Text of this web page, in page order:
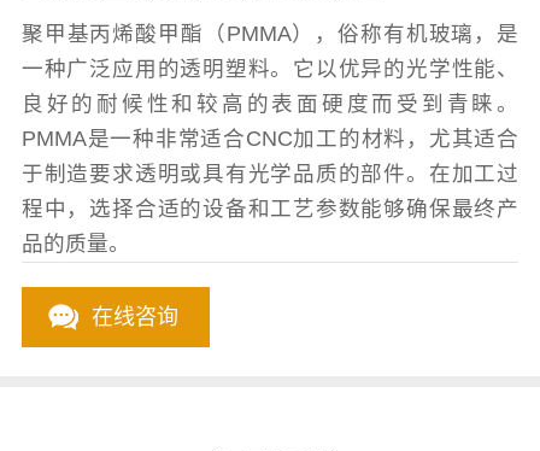
聚甲基丙烯酸甲酯（PMMA），俗称有机玻璃，是
一种广泛应用的透明塑料。它以优异的光学性能、
良好的耐候性和较高的表面硬度而受到青睐。
PMMA是一种非常适合CNC加工的材料，尤其适合
于制造要求透明或具有光学品质的部件。在加工过
程中，选择合适的设备和工艺参数能够确保最终产
品的质量。
在线咨询